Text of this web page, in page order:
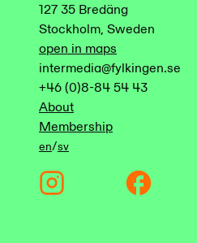
127 35 Bredäng
Stockholm, Sweden
open in maps
intermedia@fylkingen.se
+46 (0)8-84 54 43
About
Membership
en/sv